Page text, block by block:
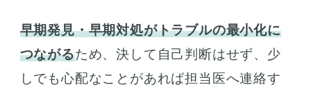
早期発見・早期対処がトラブルの最小化に
つながるため、決して自己判断はせず、少
しでも心配なことがあれば担当医へ連絡す